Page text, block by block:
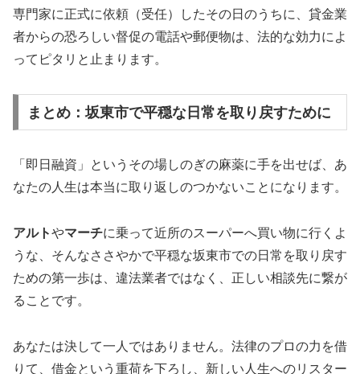
専門家に正式に依頼（受任）したその日のうちに、貸金業
者からの恐ろしい督促の電話や郵便物は、法的な効力によ
ってピタリと止まります。
まとめ：坂東市で平穏な日常を取り戻すために
「即日融資」というその場しのぎの麻薬に手を出せば、あ
なたの人生は本当に取り返しのつかないことになります。
アルトやマーチに乗って近所のスーパーへ買い物に行くよ
うな、そんなささやかで平穏な坂東市での日常を取り戻す
ための第一歩は、違法業者ではなく、正しい相談先に繋が
ることです。
あなたは決して一人ではありません。法律のプロの力を借
りて、借金という重荷を下ろし、新しい人生へのリスター